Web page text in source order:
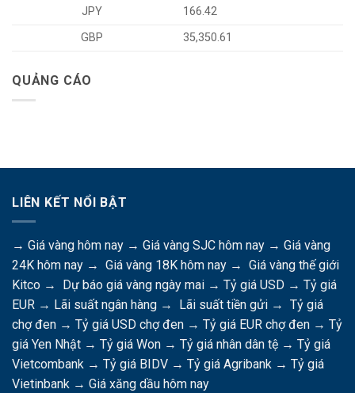
JPY
166.42
GBP
35,350.61
QUẢNG CÁO
LIÊN KẾT NỔI BẬT
→ Giá vàng hôm nay → Giá vàng SJC hôm nay → Giá vàng
24K hôm nay → Giá vàng 18K hôm nay → Giá vàng thế giới
Kitco → Dự báo giá vàng ngày mai → Tỷ giá USD → Tỷ giá
EUR → Lãi suất ngân hàng → Lãi suất tiền gửi → Tỷ giá
chợ đen → Tỷ giá USD chợ đen → Tỷ giá EUR chợ đen → Tỷ
giá Yen Nhật → Tỷ giá Won → Tỷ giá nhân dân tệ → Tỷ giá
Vietcombank → Tỷ giá BIDV → Tỷ giá Agribank → Tỷ giá
Vietinbank → Giá xăng dầu hôm nay